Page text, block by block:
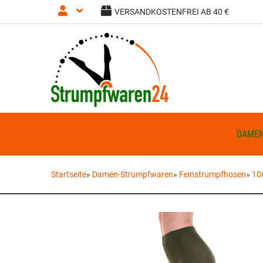
VERSANDKOSTENFREI AB 40 €
Anmelden Registrieren
Startseite» Damen-Strumpfwaren» Feinstrumpfhosen»